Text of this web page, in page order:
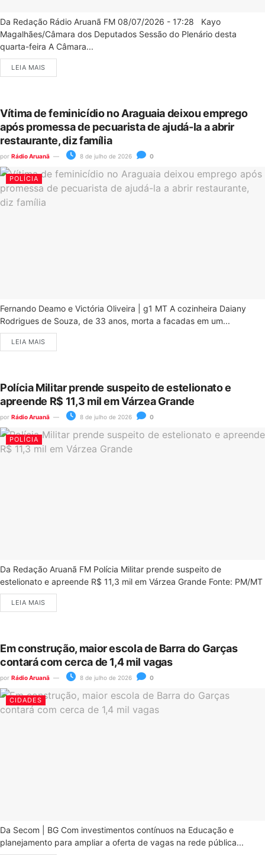
Da Redação Rádio Aruanã FM 08/07/2026 - 17:28 Kayo
Magalhães/Câmara dos Deputados Sessão do Plenário desta
quarta-feira A Câmara...
LEIA MAIS
Vítima de feminicídio no Araguaia deixou emprego
após promessa de pecuarista de ajudá-la a abrir
restaurante, diz família
por Rádio Aruanã 8 de julho de 2026 0
POLÍCIA
Fernando Deamo e Victória Oliveira | g1 MT A cozinheira Daiany
Rodrigues de Souza, de 33 anos, morta a facadas em um...
LEIA MAIS
Polícia Militar prende suspeito de estelionato e
apreende R$ 11,3 mil em Várzea Grande
por Rádio Aruanã 8 de julho de 2026 0
POLÍCIA
Da Redação Aruanã FM Polícia Militar prende suspeito de
estelionato e apreende R$ 11,3 mil em Várzea Grande Fonte: PM/MT
LEIA MAIS
Em construção, maior escola de Barra do Garças
contará com cerca de 1,4 mil vagas
por Rádio Aruanã 8 de julho de 2026 0
CIDADES
Da Secom | BG Com investimentos contínuos na Educação e
planejamento para ampliar a oferta de vagas na rede pública...